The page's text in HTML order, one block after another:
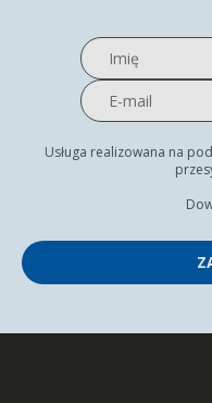
Usługa realizowana na